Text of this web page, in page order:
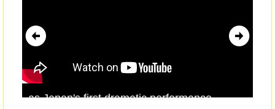
as Japan's first dramatic performance